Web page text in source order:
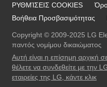
Online Chat
ΡΥΘΜΊΣΕΙΣ COOKIES
Βοήθεια Προσβασιμότητας
Copyright © 2009-2025 LG
παντός νομίμου δικαιώματος
Αυτή είναι η επίσημη αρχική
θέλετε να συνδεθείτε με την
εταιρείες της LG, κάντε κλικ